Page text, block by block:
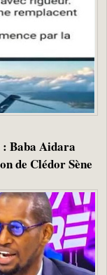
: Baba Aidara
de Clédor Sène